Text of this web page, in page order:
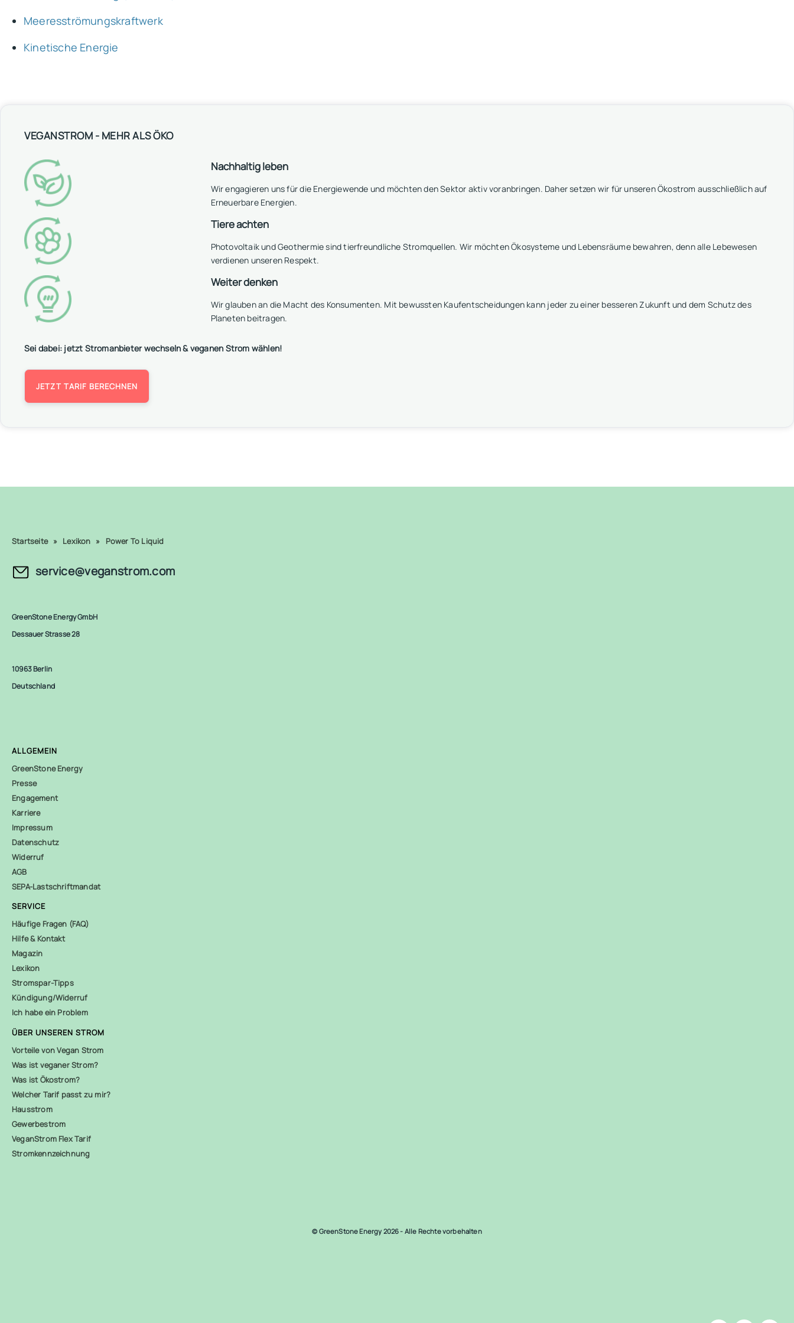
Meeresströmungskraftwerk
Kinetische Energie
VEGANSTROM - MEHR ALS ÖKO
Nachhaltig leben
Wir engagieren uns für die Energiewende und möchten den Sektor aktiv voranbringen. Daher setzen wir für unseren Ökostrom ausschließlich auf
Erneuerbare Energien.
Tiere achten
Photovoltaik und Geothermie sind tierfreundliche Stromquellen. Wir möchten Ökosysteme und Lebensräume bewahren, denn alle Lebewesen
verdienen unseren Respekt.
Weiter denken
Wir glauben an die Macht des Konsumenten. Mit bewussten Kaufentscheidungen kann jeder zu einer besseren Zukunft und dem Schutz des
Planeten beitragen.
Sei dabei: jetzt Stromanbieter wechseln & veganen Strom wählen!
JETZT TARIF BERECHNEN
Startseite » Lexikon » Power To Liquid
service@veganstrom.com
GreenStone Energy GmbH
Dessauer Strasse 28
10963 Berlin
Deutschland
ALLGEMEIN
GreenStone Energy
Presse
Engagement
Karriere
Impressum
Datenschutz
Widerruf
AGB
SEPA-Lastschriftmandat
SERVICE
Häufige Fragen (FAQ)
Hilfe & Kontakt
Magazin
Lexikon
Stromspar-Tipps
Kündigung/Widerruf
Ich habe ein Problem
ÜBER UNSEREN STROM
Vorteile von Vegan Strom
Was ist veganer Strom?
Was ist Ökostrom?
Welcher Tarif passt zu mir?
Hausstrom
Gewerbestrom
VeganStrom Flex Tarif
Stromkennzeichnung
© GreenStone Energy 2026 - Alle Rechte vorbehalten